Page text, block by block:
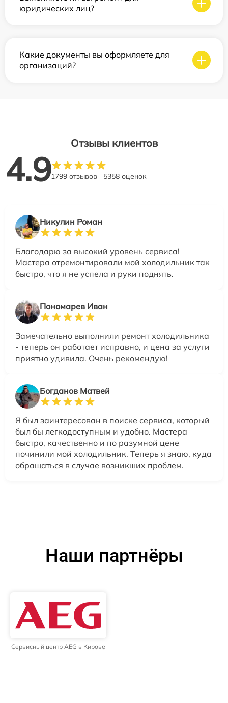
юридических лиц?
Какие документы вы оформляете для
организаций?
Отзывы клиентов
4.91799 отзывов 5358 оценок
Никулин Роман
Благодарю за высокий уровень сервиса!
Мастера отремонтировали мой холодильник так
быстро, что я не успела и руки поднять.
Пономарев Иван
Замечательно выполнили ремонт холодильника
- теперь он работает исправно, и цена за услуги
приятно удивила. Очень рекомендую!
Богданов Матвей
Я был заинтересован в поиске сервиса, который
был бы легкодоступным и удобно. Мастера
быстро, качественно и по разумной цене
починили мой холодильник. Теперь я знаю, куда
обращаться в случае возникших проблем.
Наши партнёры
Сервисный центр AEG в Кирове